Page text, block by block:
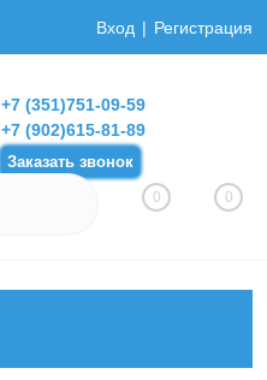
Вход Регистрация
+7 (351)751-09-59
+7 (902)615-81-89
Заказать звонок
0 0